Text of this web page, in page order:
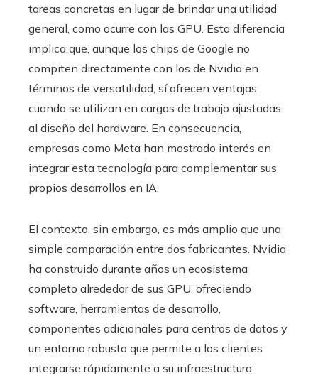
tareas concretas en lugar de brindar una utilidad
general, como ocurre con las GPU. Esta diferencia
implica que, aunque los chips de Google no
compiten directamente con los de Nvidia en
términos de versatilidad, sí ofrecen ventajas
cuando se utilizan en cargas de trabajo ajustadas
al diseño del hardware. En consecuencia,
empresas como Meta han mostrado interés en
integrar esta tecnología para complementar sus
propios desarrollos en IA.
El contexto, sin embargo, es más amplio que una
simple comparación entre dos fabricantes. Nvidia
ha construido durante años un ecosistema
completo alrededor de sus GPU, ofreciendo
software, herramientas de desarrollo,
componentes adicionales para centros de datos y
un entorno robusto que permite a los clientes
integrarse rápidamente a su infraestructura.